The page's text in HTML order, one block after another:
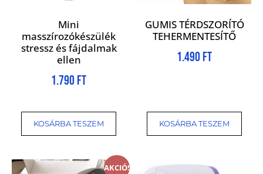
Mini
masszírozókészülék
stressz és fájdalmak
ellen
1.790 Ft
KOSÁRBA TESZEM
GUMIS TÉRDSZORÍTÓ
TEHERMENTESÍTŐ
1.490 Ft
KOSÁRBA TESZEM
AKCIÓ!